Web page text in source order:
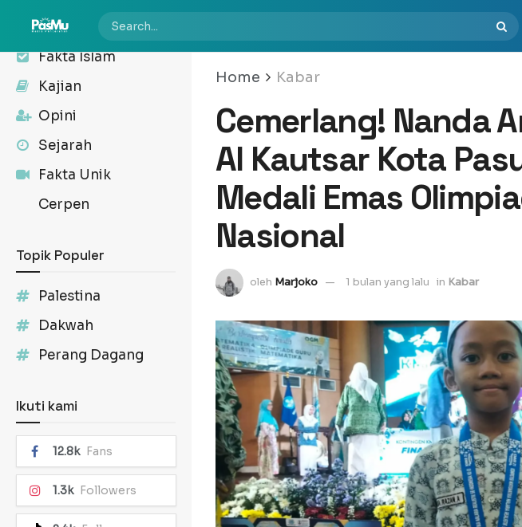
Kabar
Fakta Islam
Kajian
Opini
Sejarah
Fakta Unik
Cerpen
Topik Populer
Palestina
Dakwah
Perang Dagang
Ikuti kami
12.8k Fans
1.3k Followers
Home Kabar
Cemerlang! Nanda
Al Kautsar Kota
Medali Emas
Nasional
oleh Marjoko 1 bulan yang lalu in Kabar